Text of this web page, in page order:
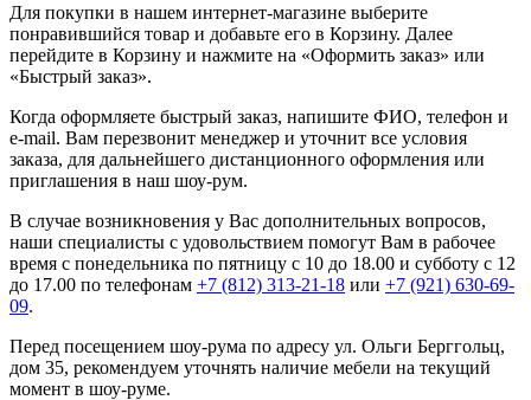
Для покупки в нашем интернет-магазине выберите
понравившийся товар и добавьте его в Корзину. Далее
перейдите в Корзину и нажмите на «Оформить заказ» или
«Быстрый заказ».
Когда оформляете быстрый заказ, напишите ФИО, телефон и
e-mail. Вам перезвонит менеджер и уточнит все условия
заказа, для дальнейшего дистанционного оформления или
приглашения в наш шоу-рум.
В случае возникновения у Вас дополнительных вопросов,
наши специалисты с удовольствием помогут Вам в рабочее
время с понедельника по пятницу с 10 до 18.00 и субботу с 12
до 17.00 по телефонам +7 (812) 313-21-18 или +7 (921) 630-69-
09.
Перед посещением шоу-рума по адресу ул. Ольги Берггольц,
дом 35, рекомендуем уточнять наличие мебели на текущий
момент в шоу-руме.